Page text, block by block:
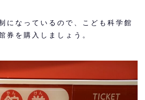
になっているので、こども科学館
券を購入しましょう。